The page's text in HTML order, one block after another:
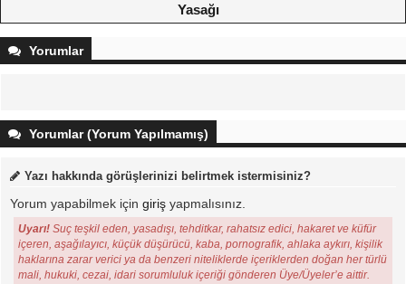
Yasağı
Yorumlar
Yorumlar (Yorum Yapılmamış)
Yazı hakkında görüşlerinizi belirtmek istermisiniz?
Yorum yapabilmek için giriş yapmalısınız.
Uyarı! Suç teşkil eden, yasadışı, tehditkar, rahatsız edici, hakaret ve küfür
içeren, aşağılayıcı, küçük düşürücü, kaba, pornografik, ahlaka aykırı, kişilik
haklarına zarar verici ya da benzeri niteliklerde içeriklerden doğan her türlü
mali, hukuki, cezai, idari sorumluluk içeriği gönderen Üye/Üyeler’e aittir.